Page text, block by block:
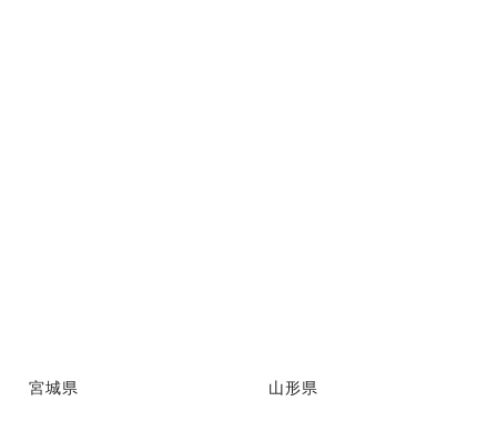
宮城県 山形県